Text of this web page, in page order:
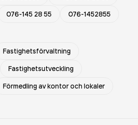
076-145 28 55 076-1452855
Fastighetsförvaltning
Fastighetsutveckling
Förmedling av kontor och lokaler